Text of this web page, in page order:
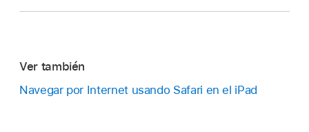
Ver también
Navegar por Internet usando Safari en el iPad